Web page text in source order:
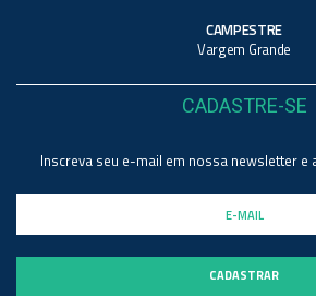
CAMPESTRE
Vargem Grande
CADASTRE-SE
Inscreva seu e-mail em nossa newsletter e